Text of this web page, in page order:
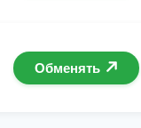
Обменять